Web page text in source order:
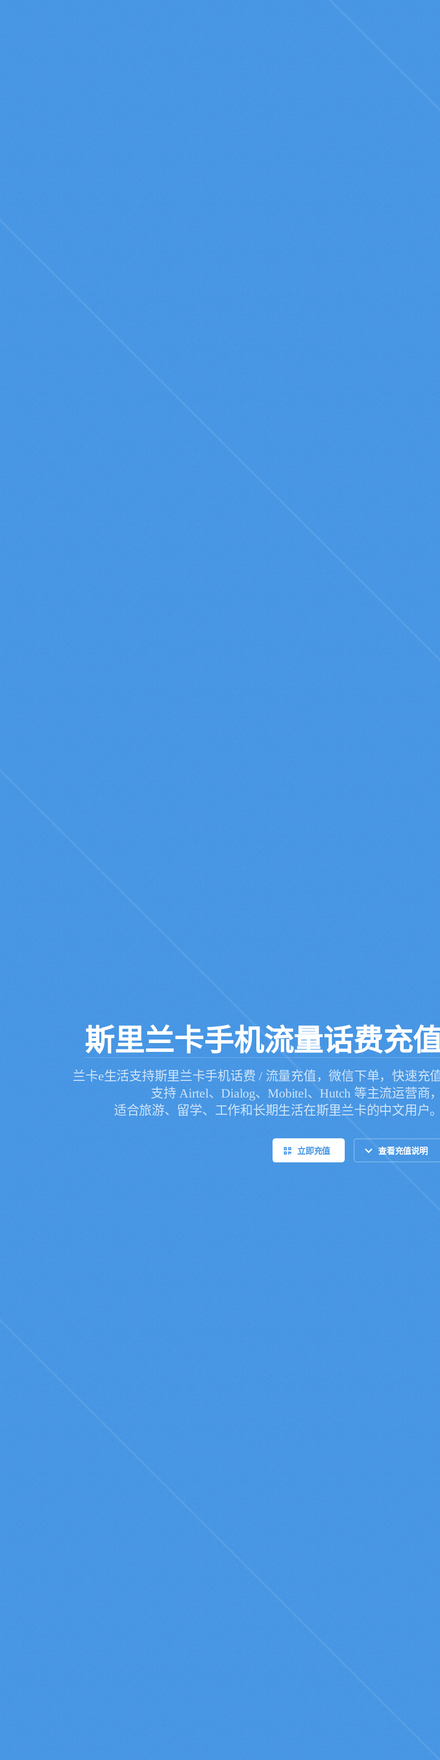
斯里兰卡手机流量话费充
兰卡e生活支持斯里兰卡手机话费 / 流量充值，微信下单，快速充
支持 Airtel、Dialog、Mobitel、Hutch 等主流运营商
适合旅游、留学、工作和长期生活在斯里兰卡的中文用户
立即充值 查看充值说明